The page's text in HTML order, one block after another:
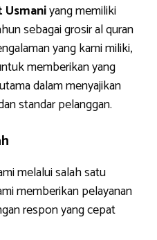
Usmaniyang memiliki
sebagai grosir al quran
yang kami miliki,
memberikan yang
dalam menyajikan
standar pelanggan.
melalui salah satu
memberikan pelayanan
respon yang cepat